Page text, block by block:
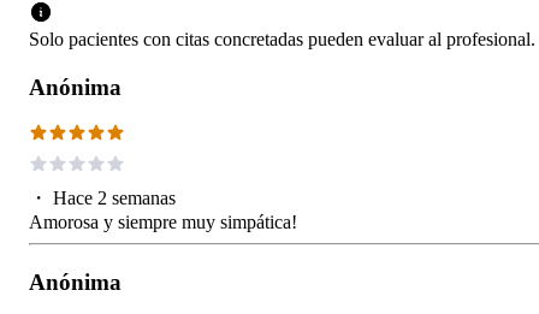
Solo pacientes con citas concretadas pueden evaluar al profesional.
Anónima
・ Hace 2 semanas
Amorosa y siempre muy simpática!
Anónima